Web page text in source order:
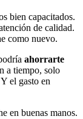
bien capacitados.
de calidad.
como nuevo.
ahorrarte
a tiempo, solo
el gasto en
en buenas manos.